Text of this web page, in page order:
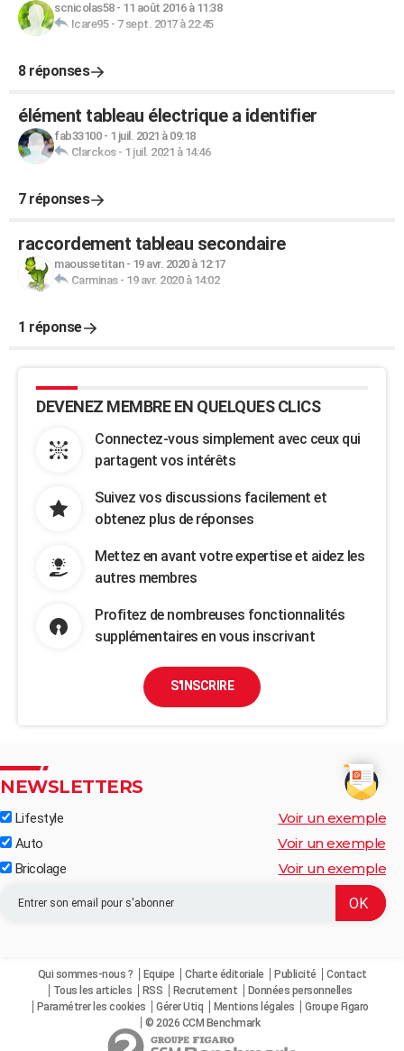
scnicolas58- 11 août 2016 à 11:38
Icare95- 7 sept. 2017 à 22:45
8 réponses
élément tableau électrique a identifier
fab33100- 1 juil. 2021 à 09:18
Clarckos- 1 juil. 2021 à 14:46
7 réponses
raccordement tableau secondaire
maoussetitan- 19 avr. 2020 à 12:17
Carminas- 19 avr. 2020 à 14:02
1 réponse
DEVENEZ MEMBRE EN QUELQUES CLICS
Connectez-vous simplement avec ceux qui
partagent vos intérêts
Suivez vos discussions facilement et
obtenez plus de réponses
Mettez en avant votre expertise et aidez les
autres membres
Profitez de nombreuses fonctionnalités
supplémentaires en vous inscrivant
S'INSCRIRE
NEWSLETTERS
Lifestyle Voir un exemple
Auto Voir un exemple
Bricolage Voir un exemple
Qui sommes-nous ? Equipe Charte éditoriale Publicité
Contact
Tous les articles
RSS Recrutement
Données personnelles
Paramétrer les cookies
Gérer Utiq Mentions légales
Groupe Figaro
© 2026 CCM Benchmark